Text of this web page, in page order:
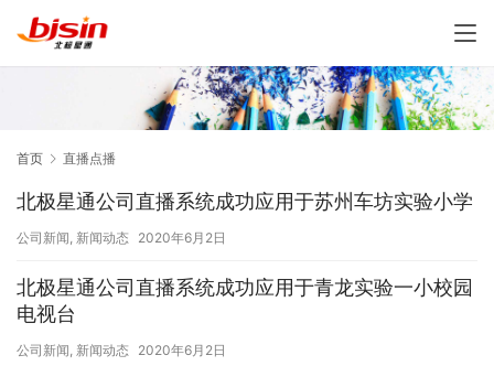
首页 直播点播
北极星通公司直播系统成功应用于苏州车坊实验小学
公司新闻 新闻动态 2020年6月2日
北极星通公司直播系统成功应用于青龙实验一小校园
电视台
公司新闻 新闻动态 2020年6月2日